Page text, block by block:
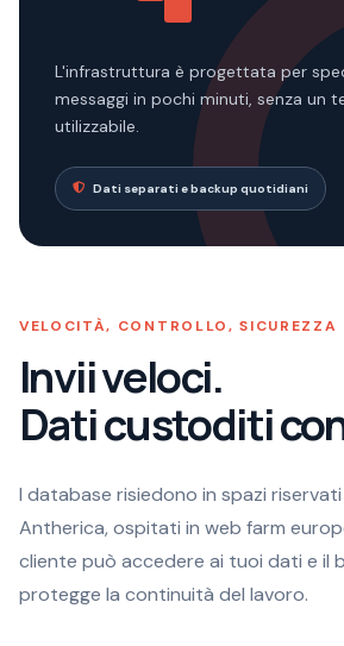
L'infrastruttura è progettata per
messaggi in pochi minuti, senza un
utilizzabile.
Dati separati e backup quotidiani
VELOCITÀ, CONTROLLO, SICUREZZA
Invii veloci.
Dati custoditi
I database risiedono in spazi
Antherica, ospitati in web farm
cliente può accedere ai tuoi dati e il
protegge la continuità del lavoro.